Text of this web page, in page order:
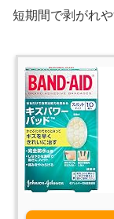
短期間で剥がれ